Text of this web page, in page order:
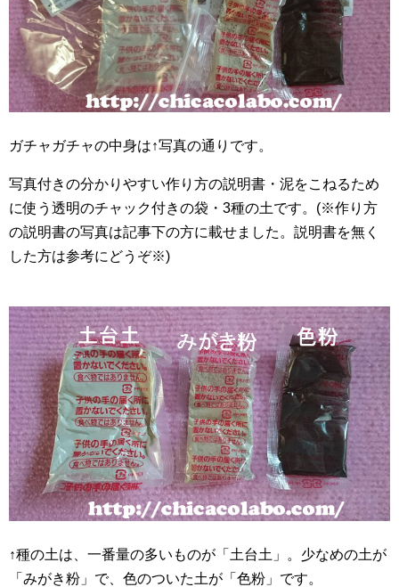
ガチャガチャの中身は↑写真の通りです。
写真付きの分かりやすい作り方の説明書・泥をこねるため
に使う透明のチャック付きの袋・3種の土です。(※作り方
の説明書の写真は記事下の方に載せました。説明書を無く
した方は参考にどうぞ※)
↑種の土は、一番量の多いものが「土台土」。少なめの土が
「みがき粉」で、色のついた土が「色粉」です。